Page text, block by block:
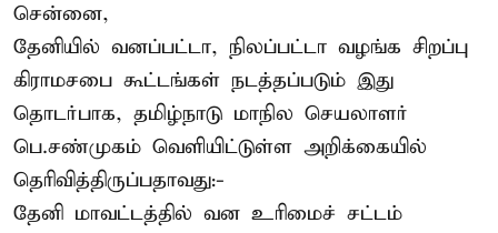
சென்னை,
தேனியில் வனப்பட்டா, நிலப்பட்டா வழங்க சிறப்பு
கிராமசபை கூட்டங்கள் நடத்தப்படும் இது
தொடர்பாக, தமிழ்நாடு மாநில செயலாளர்
பெ.சண்முகம் வெளியிட்டுள்ள அறிக்கையில்
தெரிவித்திருப்பதாவது:-
தேனி மாவட்டத்தில் வன உரிமைச் சட்டம்